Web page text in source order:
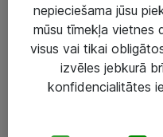
IT serviss un atbalsts
IT infrastruktūra
Darba vietu IT risinājumi
nepieciešama jūsu
mūsu tīmekļa vietnes
visus vai tikai
izvēles jebkurā
konfidencialitātes